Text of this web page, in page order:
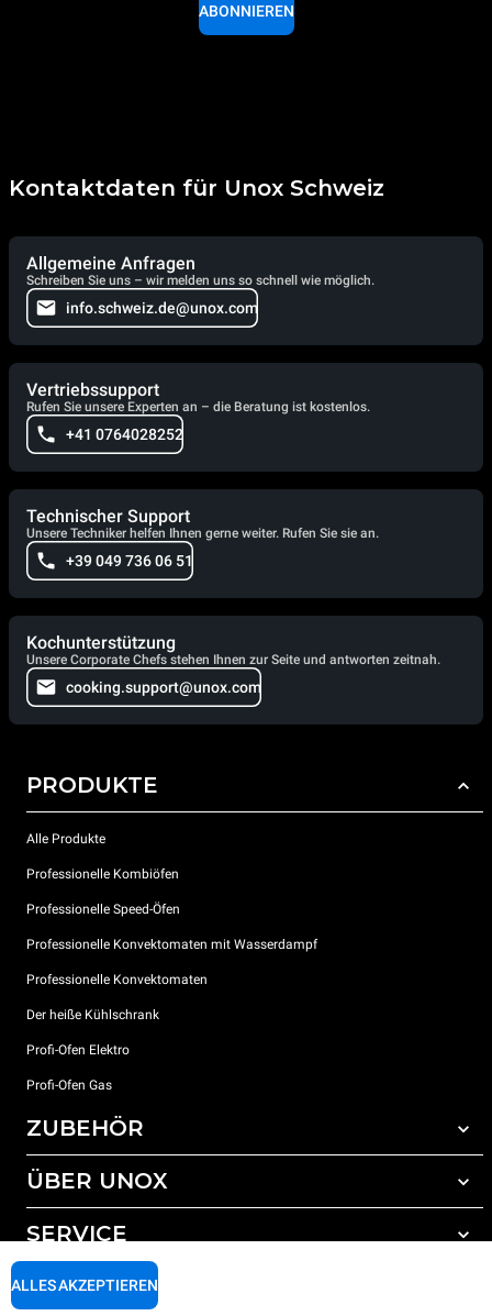
ABONNIEREN
Kontaktdaten für Unox Schweiz
Allgemeine Anfragen
Schreiben Sie uns – wir melden uns so schnell wie möglich.
info.schweiz.de@unox.com
Vertriebssupport
Rufen Sie unsere Experten an – die Beratung ist kostenlos.
+41 0764028252
Technischer Support
Unsere Techniker helfen Ihnen gerne weiter. Rufen Sie sie an.
+39 049 736 06 51
Kochunterstützung
Unsere Corporate Chefs stehen Ihnen zur Seite und antworten zeitnah.
cooking.support@unox.com
PRODUKTE
Alle Produkte
Professionelle Kombiöfen
Professionelle Speed-Öfen
Professionelle Konvektomaten mit Wasserdampf
Professionelle Konvektomaten
Der heiße Kühlschrank
Profi-Ofen Elektro
Profi-Ofen Gas
ZUBEHÖR
Gesamtes Zubehör
Wasseraufbereitung mit Kunstharzfiltern
ÜBER UNOX
Unsere Standorte weltweit
SERVICE
Unox garantie
ALLES AKZEPTIEREN